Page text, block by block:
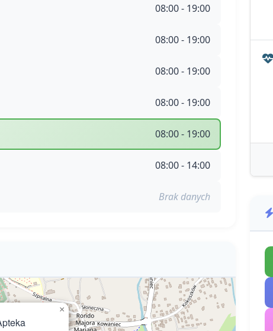
08:00 - 19:00
08:00 - 19:00
08:00 - 19:00
08:00 - 19:00
08:00 - 19:00
08:00 - 14:00
Brak danych
×